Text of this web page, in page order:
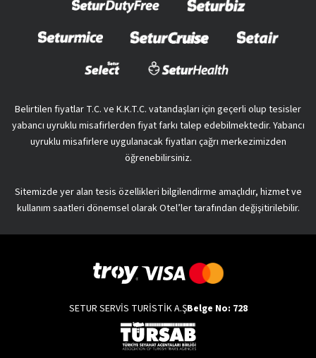
Belirtilen fiyatlar T.C. ve K.K.T.C. vatandaşları için geçerli olup tesisler
yabancı uyruklu misafirlerden fiyat farkı talep edebilmektedir. Yabancı
uyruklu misafirlere uygulanacak fiyatları çağrı merkezimizden
öğrenebilirsiniz.
Sitemizde yer alan tesis özellikleri bilgilendirme amaçlıdır, hizmet ve
kullanım saatleri dönemsel olarak Otel’ler tarafından değişitirilebilir.
SETUR SERVİS TURİSTİK A.ŞBelge No: 728